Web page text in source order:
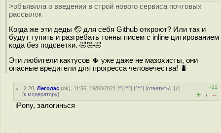
>объявила о введении в строй нового сервиса почтовых
рассылок
Когда же эти деды 🤕 для себя Github откроют? Или так и
будут тупить и разгребать тонны писем с inline цитированием
кода без подсветки. 🤣🤣🤣
Эти любители кактусов 🌵 уже даже не мазохисты, они
опасные вредители для прогресса человечества! 🐛
2.20 ,Леголас (ok), 11:56, 19/03/2021 [^] [^^] [^^^] [ответить][↓]
[к модератору]
+11
+ / –
iPony, залогинься